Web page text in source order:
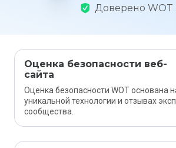
Доверено WOT
Оценка безопасности веб-
сайта
Оценка безопасности WOT основана
уникальной технологии и отзывах
сообщества.